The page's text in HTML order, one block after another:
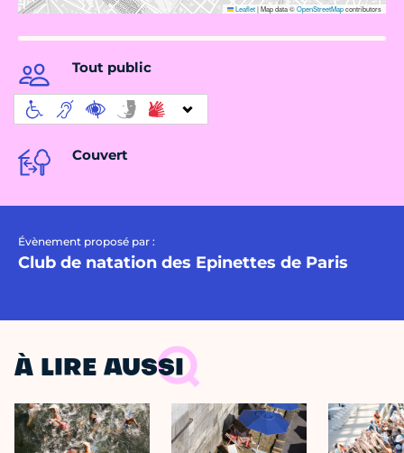
Leaflet|Map data ©OpenStreetMapcontributors
Tout public
Couvert
Évènement proposé par :
Club de natation des Epinettes de Paris
À LIRE AUSSI